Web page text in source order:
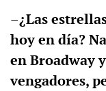
–¿Las
hoy en día?
en Broadway
vengadores,